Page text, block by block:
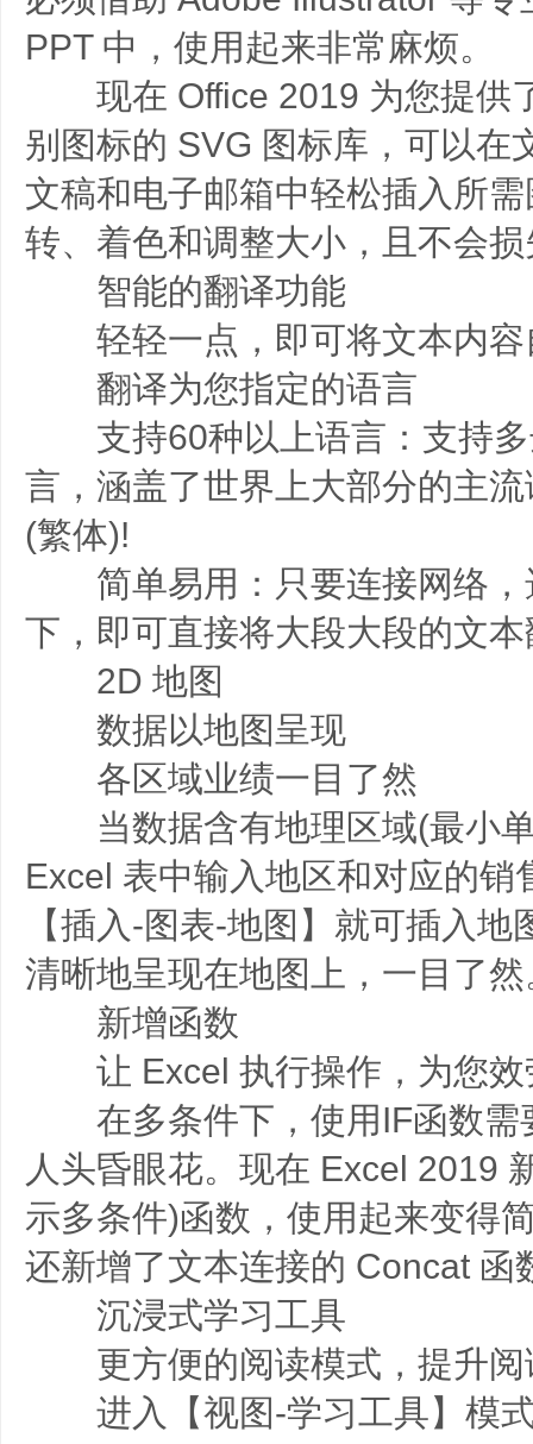
PPT 中，使用起来非常麻烦。
现在 Office 2019 为您提供
别图标的 SVG 图标库，可以在
文稿和电子邮箱中轻松插入所
转、着色和调整大小，且不会
智能的翻译功能
轻轻一点，即可将文本内容
翻译为您指定的语言
支持60种以上语言：支持多
言，涵盖了世界上大部分的主
(繁体)!
简单易用：只要连接网络，
下，即可直接将大段大段的文
2D 地图
数据以地图呈现
各区域业绩一目了然
当数据含有地理区域(最小单
Excel 表中输入地区和对应的销
【插入-图表-地图】就可插入
清晰地呈现在地图上，一目了然
新增函数
让 Excel 执行操作，为您效
在多条件下，使用IF函数需
人头昏眼花。现在 Excel 2019
示多条件)函数，使用起来变得
还新增了文本连接的 Concat 函
沉浸式学习工具
更方便的阅读模式，提升阅
进入【视图-学习工具】模式